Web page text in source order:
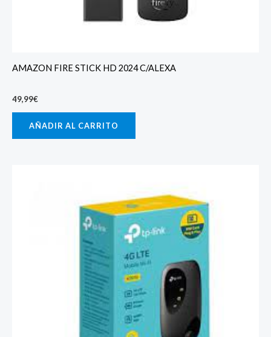
AMAZON FIRE STICK HD 2024 C/ALEXA
49,99€
AÑADIR AL CARRITO